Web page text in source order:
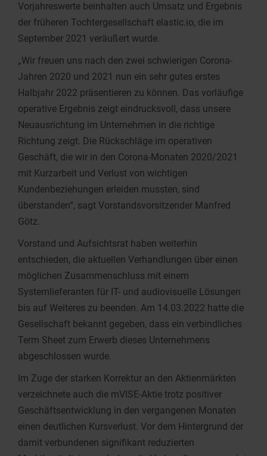
Vorjahreswerte beinhalten auch Umsatz und Ergebnis
der früheren Tochtergesellschaft elastic.io, die im
September 2021 veräußert wurde.
„Wir freuen uns nach den zwei schwierigen Corona-
Jahren 2020 und 2021 nun ein sehr gutes erstes
Halbjahr 2022 präsentieren zu können. Das vorläufige
operative Ergebnis zeigt eindrucksvoll, dass unsere
Neuausrichtung im Unternehmen in die richtige
Richtung zeigt. Die Rückschläge im operativen
Geschäft, die wir in den Corona-Monaten 2020/2021
mit Kurzarbeit und Verlust von wichtigen
Kundenbeziehungen erleiden mussten, sind
überstanden“, sagt Vorstandsvorsitzender Manfred
Götz.
Vorstand und Aufsichtsrat haben weiterhin
entschieden, die aktuellen Verhandlungen über einen
möglichen Zusammenschluss mit einem
Systemlieferanten für IT- und audiovisuelle Lösungen
bis auf Weiteres zu beenden. Am 14.03.2022 hatte die
Gesellschaft bekannt gegeben, dass ein verbindliches
Term Sheet zum Erwerb dieses Unternehmens
abgeschlossen wurde.
Im Zuge der starken Korrektur an den Aktienmärkten
verzeichnete auch die mVISE-Aktie trotz positiver
Geschäftsentwicklung in den vergangenen Monaten
einen deutlichen Kursverlust. Vor dem Hintergrund der
damit verbundenen signifikant reduzierten